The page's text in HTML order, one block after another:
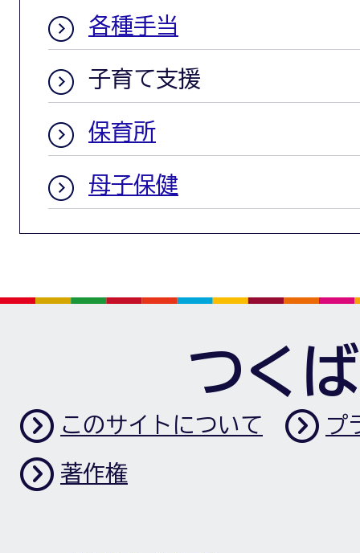
各種手当
子育て支援
保育所
母子保健
つく
このサイトについて プ
著作権